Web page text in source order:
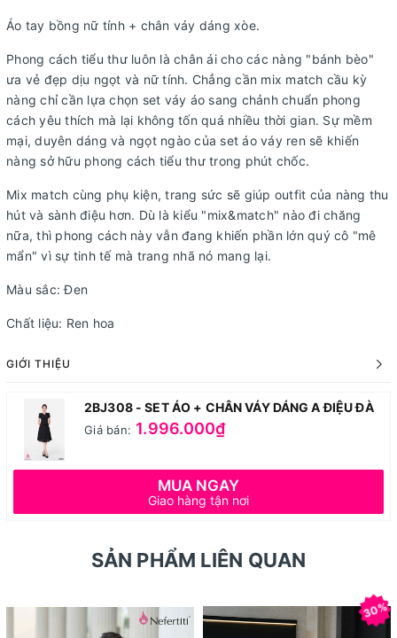
Áo tay bồng nữ tính + chân váy dáng xòe.
Phong cách tiểu thư luôn là chân ái cho các nàng "bánh bèo"
ưa vẻ đẹp dịu ngọt và nữ tính. Chẳng cần mix match cầu kỳ
nàng chỉ cần lựa chọn set váy áo sang chảnh chuẩn phong
cách yêu thích mà lại không tốn quá nhiều thời gian. Sự mềm
mại, duyên dáng và ngọt ngào của set áo váy ren sẽ khiến
nàng sở hữu phong cách tiểu thư trong phút chốc.
Mix match cùng phụ kiện, trang sức sẽ giúp outfit của nàng thu
hút và sành điệu hơn. Dù là kiểu "mix&match" nào đi chăng
nữa, thì phong cách này vẫn đang khiến phần lớn quý cô "mê
mẩn" vì sự tinh tế mà trang nhã nó mang lại.
Màu sắc: Đen
Chất liệu: Ren hoa
GIỚI THIỆU
2BJ308 - SET ÁO + CHÂN VÁY DÁNG A ĐIỆU ĐÀ
Giá bán: 1.996.000₫
MUA NGAY
Giao hàng tận nơi
SẢN PHẨM LIÊN QUAN
30%